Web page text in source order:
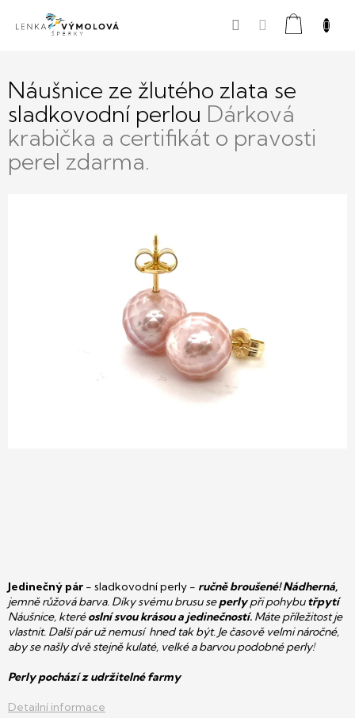
Nákupní
Náušnice ze žlutého zlata se
sladkovodní perlou Dárková
krabička a certifikát o pravosti
perel zdarma.
Jedinečný pár - sladkovodní perly - ručně broušené! Nádherná,
jemně růžová barva. Díky svému brusu seperlypři pohybutřpytí
Náušnice, kteréoslní svou krásou a jedinečností. Máte příležitost je
vlastnit. Další pár už nemusí hned tak být. Je časově velmi náročné,
aby se našly dvě stejně kulaté, velké a barvou podobné perly!
Perly pochází z udržitelné farmy
Detailní informace